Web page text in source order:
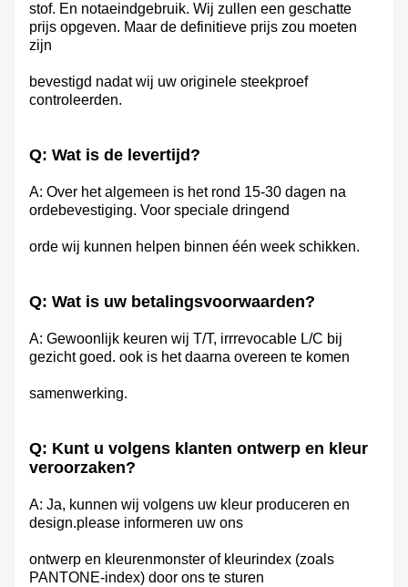
stof. En notaeindgebruik. Wij zullen een geschatte
prijs opgeven. Maar de definitieve prijs zou moeten
zijn
bevestigd nadat wij uw originele steekproef
controleerden.
Q: Wat is de levertijd?
A: Over het algemeen is het rond 15-30 dagen na
ordebevestiging. Voor speciale dringend
orde wij kunnen helpen binnen één week schikken.
Q: Wat is uw betalingsvoorwaarden?
A: Gewoonlijk keuren wij T/T, irrrevocable L/C bij
gezicht goed. ook is het daarna overeen te komen
samenwerking.
Q: Kunt u volgens klanten ontwerp en kleur
veroorzaken?
A: Ja, kunnen wij volgens uw kleur produceren en
design.please informeren uw ons
ontwerp en kleurenmonster of kleurindex (zoals
PANTONE-index) door ons te sturen